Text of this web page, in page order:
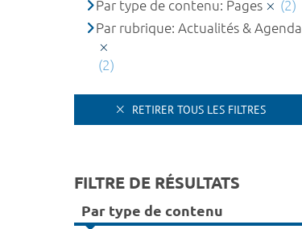
Par type de contenu: Pages
(2)
Par rubrique: Actualités & Agenda
(2)
RETIRER TOUS LES FILTRES
FILTRE DE RÉSULTATS
Par type de contenu